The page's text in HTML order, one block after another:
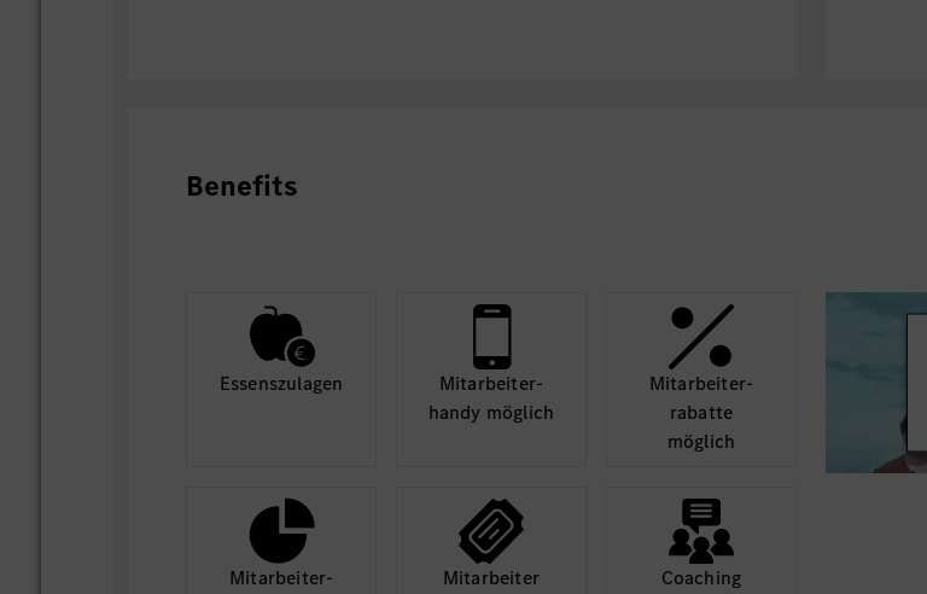
Benefits
Essens­zulagen
Mit­arbeiter­
handy möglich
Mit­arbeiter­
rabatte
möglich
Mit­arbeiter­
Mit­arbeiter
Coaching